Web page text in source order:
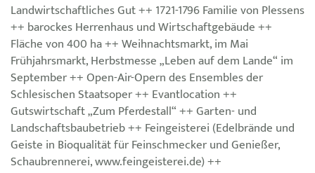
Landwirtschaftliches Gut ++ 1721-1796 Familie von Plessens
++ barockes Herrenhaus und Wirtschaftgebäude ++
Fläche von 400 ha ++ Weihnachtsmarkt, im Mai
Frühjahrsmarkt, Herbstmesse „Leben auf dem Lande“ im
September ++ Open-Air-Opern des Ensembles der
Schlesischen Staatsoper ++ Evantlocation ++
Gutswirtschaft „Zum Pferdestall“ ++ Garten- und
Landschaftsbaubetrieb ++ Feingeisterei (Edelbrände und
Geiste in Bioqualität für Feinschmecker und Genießer,
Schaubrennerei, www.feingeisterei.de) ++